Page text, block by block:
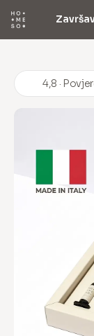
4,8 ·